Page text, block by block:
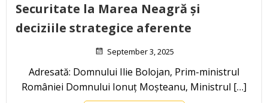
Securitate la Marea Neagră și
deciziile strategice aferente
September 3, 2025
Adresată: Domnului Ilie Bolojan, Prim-ministrul
României Domnului Ionuț Moșteanu, Ministrul […]